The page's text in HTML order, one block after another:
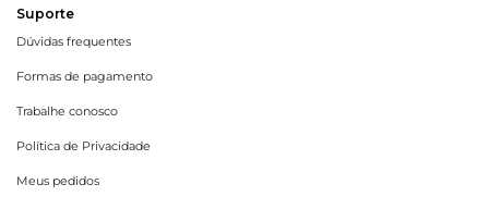
Suporte
Dúvidas frequentes
Formas de pagamento
Trabalhe conosco
Política de Privacidade
Meus pedidos